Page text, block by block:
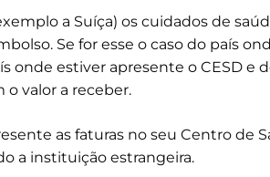
a Suíça) os cuidados de
Se for esse o caso do país
onde estiver apresente o CESD e
o valor a receber.
as faturas no seu Centro de
a instituição estrangeira.